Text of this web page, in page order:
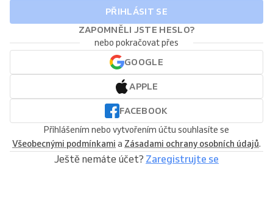
PŘIHLÁSIT SE
ZAPOMNĚLI JSTE HESLO?
nebo pokračovat přes
GOOGLE
APPLE
FACEBOOK
Přihlášením nebo vytvořením účtu souhlasíte se
Všeobecnými podmínkami a Zásadami ochrany osobních údajů.
Ještě nemáte účet? Zaregistrujte se